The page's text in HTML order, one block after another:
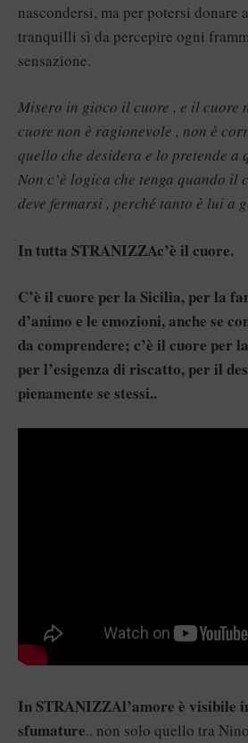
nascondersi, ma per potersi donare
tranquilli sì da percepire ogni
sensazione.
Misero in gioco il cuore , e il cuore
cuore non è ragionevole , non è
quello che desidera e lo pretende a
Non c’è logica che tenga quando il
deve fermarsi , perché tanto è lui a
In tutta STRANIZZAc’è il cuore.
C’è il cuore per la Sicilia, per la
d’animo e le emozioni, anche se
da comprendere; c’è il cuore per
per l’esigenza di riscatto, per il
pienamente se stessi..
In STRANIZZAl’amore è visibile
sfumature.. non solo quello tra